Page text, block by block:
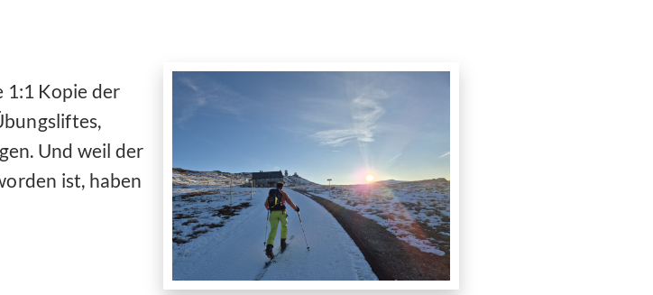
1:1 Kopie der
Und weil der
ist, haben